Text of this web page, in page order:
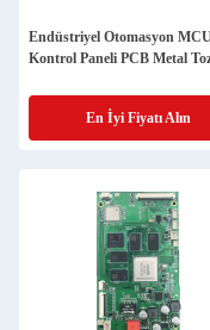
Endüstriyel Otomasyon
Kontrol Paneli PCB Metal
En İyi Fiyatı Alın